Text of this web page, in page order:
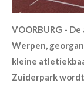
VOORBURG -
Werpen,
kleine
Zuiderpark